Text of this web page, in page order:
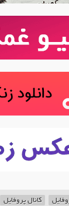
کانال پروفایل